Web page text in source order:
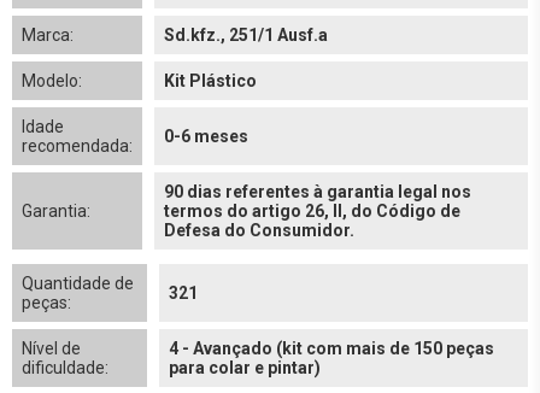
Marca: Sd.kfz., 251/1 Ausf.a
Modelo: Kit Plástico
Idade
recomendada:
0-6 meses
Garantia:
90 dias referentes à garantia legal nos
termos do artigo 26, II, do Código de
Defesa do Consumidor.
Quantidade de
peças:
321
Nível de
dificuldade:
4 - Avançado (kit com mais de 150 peças
para colar e pintar)